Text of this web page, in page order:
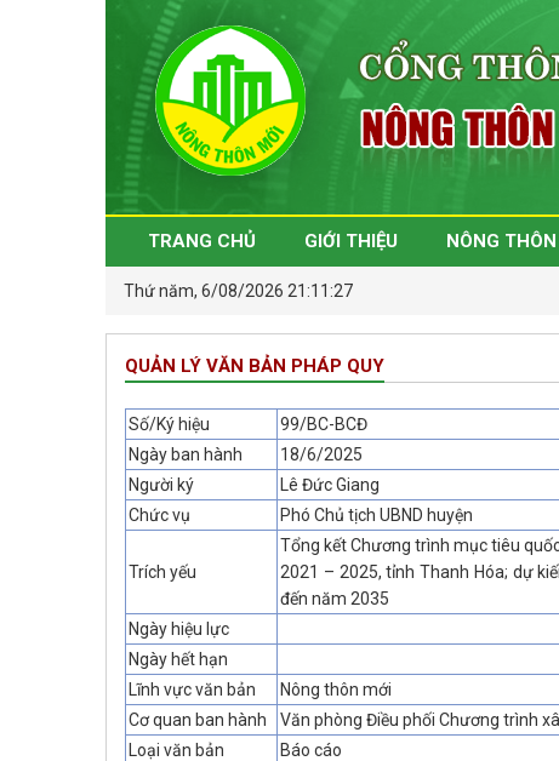
TRANG CHỦ GIỚI THIỆU NÔNG
Thứ năm, 6/08/2026 21:11:28
QUẢN LÝ VĂN BẢN PHÁP QUY
Số/Ký hiệu
99/BC-BCĐ
Ngày ban hành
18/6/2025
Người ký
Lê Đức Giang
Chức vụ
Phó Chủ tịch UBND huyện
Trích yếu
Tổng kết Chương trình mục tiêu
2021 – 2025, tỉnh Thanh Hóa; dự
đến năm 2035
Ngày hiệu lực
Ngày hết hạn
Lĩnh vực văn bản
Nông thôn mới
Cơ quan ban hành
Văn phòng Điều phối Chương trình
Loại văn bản
Báo cáo